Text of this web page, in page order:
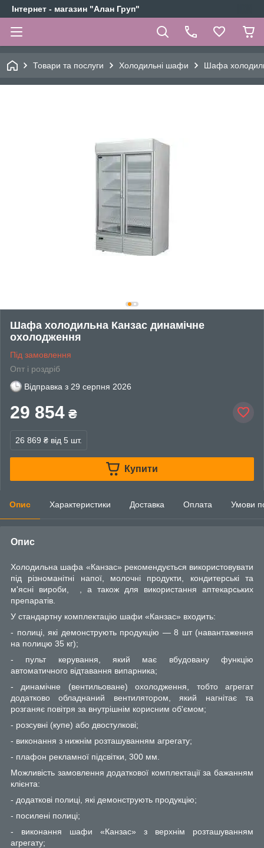
Інтернет - магазин "Алан Груп"
Товари та послуги Холодильні шафи Шафа
Шафа холодильна Канзас динамічне
охолодження
Під замовлення
Опт і роздріб
Відправка з 29 серпня 2026
29 854 ₴
26 869 ₴ від 5 шт.
Купити
Опис Характеристики Доставка Оплата Умови
Опис
Холодильна шафа «Канзас» рекомендується використовувати
під різноманітні напої, молочні продукти, кондитерські та
м'ясні вироби, , а також для використання аптекарських
препаратів.
У стандартну комплектацію шафи «Канзас» входить:
- полиці, які демонструють продукцію — 8 шт (навантаження
на полицю 35 кг);
- пульт керування, який має вбудовану функцію
автоматичного відтавання випарника;
- динамічне (вентильоване) охолодження, тобто агрегат
додатково обладнаний вентилятором, який нагнітає та
розганяє повітря за внутрішнім корисним об'ємом;
- розсувні (купе) або двостулкові;
- виконання з нижнім розташуванням агрегату;
- плафон рекламної підсвітки, 300 мм.
Можливість замовлення додаткової комплектації за бажанням
клієнта:
- додаткові полиці, які демонструють продукцію;
- посилені полиці;
- виконання шафи «Канзас» з верхнім розташуванням
агрегату;